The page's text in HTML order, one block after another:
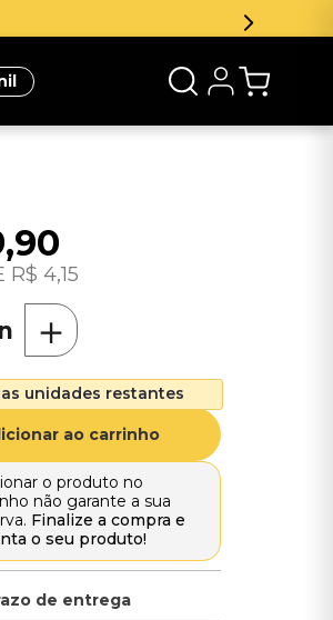
,90
R$ 4,15
＋
unidades restantes
ao carrinho
o produto no
não garante a sua
Finalize a compra e
o seu produto!